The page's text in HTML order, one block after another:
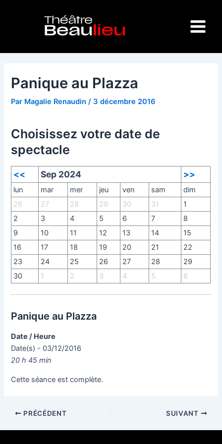
Menu
Panique au Plazza
Par Magalie Renaudin/ 3 décembre 2016
Choisissez votre date de
spectacle
<< Sep 2024 >>
lun mar mer jeu ven sam
dim
26
27 28 29 30 31
1
2
3 4 5 6 7
8
9
10 11 12 13 14
15
16
17 18 19 20 21
22
23
24 25 26 27 28
29
30
1 2 3 4 5 6
Panique au Plazza
Date / Heure
Date(s) - 03/12/2016
20 h 45 min
Cette séance est complète.
PRÉCÉDENT SUIVANT